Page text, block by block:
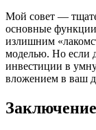
Мой совет —
основные
излишним
моделью. Но если
инвестиции в
вложением в ваш
Заключение